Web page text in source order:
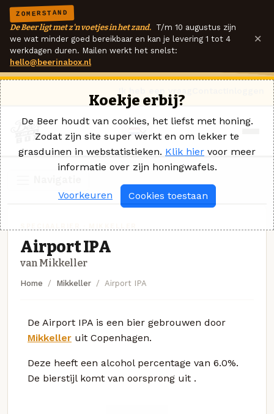
ZOMERSTAND
De Beer ligt met z'n voetjes in het zand. T/m 10 augustus zijn
we wat minder goed bereikbaar en kan je levering 1 tot 4
werkdagen duren. Mailen werkt het snelst:
hello@beerinabox.nl
×
Airport IPA
van Mikkeller
Home Mikkeller Airport IPA
De Airport IPA is een bier gebrouwen door
Mikkeller uit Copenhagen.
Deze heeft een alcohol percentage van 6.0%.
De bierstijl komt van oorsprong uit .
Koekje erbij?
De Beer houdt van cookies, het liefst met honing.
Zodat zijn site super werkt en om lekker te
grasduinen in webstatistieken. Klik hier voor meer
informatie over zijn honingwafels.
Voorkeuren Cookies toestaan